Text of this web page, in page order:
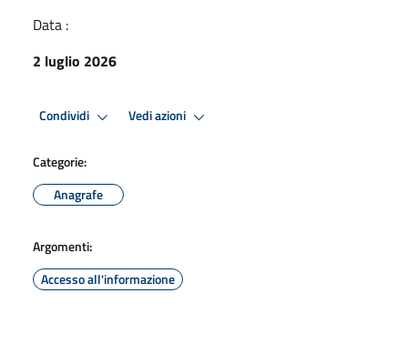
Data :
2 luglio 2026
Condividi Vedi azioni
Categorie:
Anagrafe
Argomenti:
Accesso all'informazione